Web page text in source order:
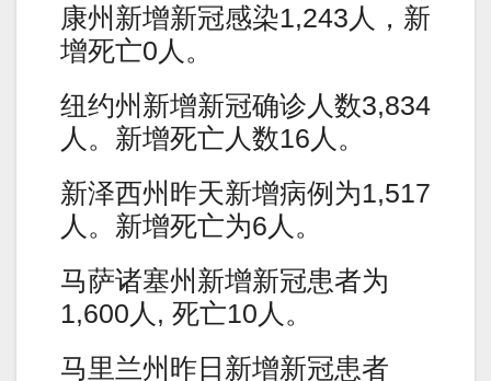
康州新增新冠感染1,243人，新
增死亡0人。
纽约州新增新冠确诊人数3,834
人。新增死亡人数16人。
新泽西州昨天新增病例为1,517
人。新增死亡为6人。
马萨诸塞州新增新冠患者为
1,600人, 死亡10人。
马里兰州昨日新增新冠患者